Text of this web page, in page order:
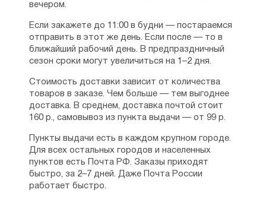
вечером.
Если закажете до 11:00 в будни — постараемся
отправить в этот же день. Если после — то в
ближайший рабочий день. В предпраздничный
сезон сроки могут увеличиться на 1–2 дня.
Стоимость доставки зависит от количества
товаров в заказе. Чем больше — тем выгоднее
доставка. В среднем, доставка почтой стоит
160 р., самовывоз из пункта выдачи — от 99 р.
Пункты выдачи есть в каждом крупном городе.
Для всех остальных городов и населенных
пунктов есть Почта РФ. Заказы приходят
быстро, за 2–7 дней. Даже Почта России
работает быстро.